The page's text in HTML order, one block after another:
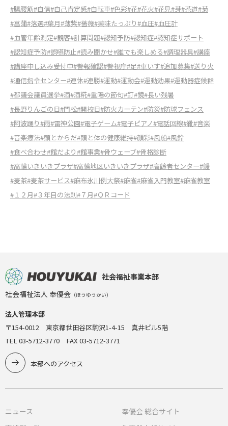
#腸腰筋#自信#自己肯定感#自転車#色彩#花#花火#花見#芽#茶道#菊
#菖蒲#落選#葉月#薄紫#薔薇#薬味たっぷり#血圧#血圧計
#血管年齢測定#観客#計算問題#認知予防#認知症#認知症サポート
#認知症予防#誤嚥防止#読み聞かせ#誰でも楽しめる#調理器具#講座
#講座申し込み受付中#警報確認#警視庁#足#車いす#追加募集#送り火
#通信指令センター#連休#連勝#運動#運動会#運動効果#運動器症候群
#都議会議員選挙#酒#酒糀#重陽の節句#釘#鏡#長い残暑
#長野りんごの日#門松#開校日#防火カーテン#防災#防球フェンス
#阿波踊り#雨#雷神公園#電子ゲーム#電子ピアノ#電話回線#靴#音楽
#音楽療法#頭とからだ#頭と体の健康維持#顔彩#風船#風鈴
#食べ合わせ#館だより#館事業#骨ウェーブ#骨格診断
#高輪いきいきプラザ#高輪地区いきいきプラザ#高齢者センター#鰻
#麦茶#麦茶サービス#麻布氷川例大祭#麻雀#麻雀入門教室#麻雀教室
#１２月#３年目の法則#７月#ＱＲコード
社会福祉事業本部
社会福祉法人 奉優会 （ほうゆうかい）
法人管理本部
〒154-0012 東京都世田谷区駒沢1-4-15 真井ビル5階
TEL 03-5712-3770 FAX 03-5712-3771
本部へのアクセス
ニュース
奉優会 総合サイト